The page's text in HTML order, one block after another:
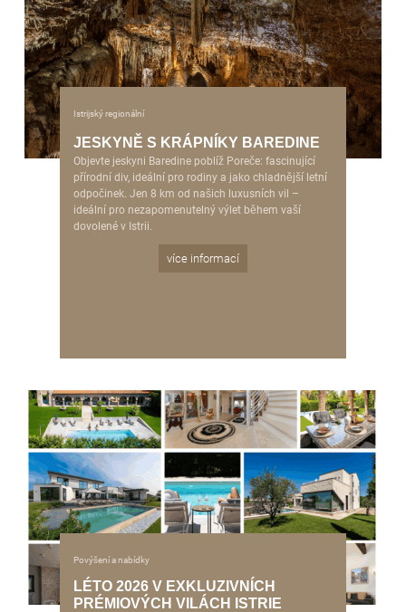
Istrijský regionální
JESKYNĚ S KRÁPNÍKY BAREDINE
Objevte jeskyni Baredine poblíž Poreče: fascinující
přírodní div, ideální pro rodiny a jako chladnější letní
odpočinek. Jen 8 km od našich luxusních vil –
ideální pro nezapomenutelný výlet během vaší
dovolené v Istrii.
více informací
Povýšení a nabídky
LÉTO 2026 V EXKLUZIVNÍCH
PRÉMIOVÝCH VILÁCH ISTRIE